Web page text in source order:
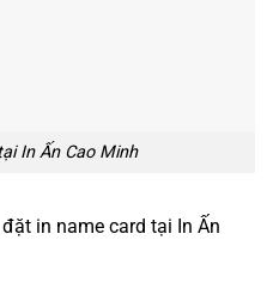
In Ấn Cao Minh
in name card tại In Ấn